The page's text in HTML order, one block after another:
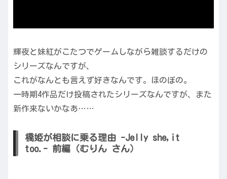
輝夜と妹紅がこたつでゲームしながら雑談するだけの
シリーズなんですが、
これがなんとも言えず好きなんです。ほのぼの。
一時期4作品だけ投稿されたシリーズなんですが、また
新作来ないかなあ……
橋姫が相談に乗る理由 -Jelly she,it
too.- 前編（むりん さん）